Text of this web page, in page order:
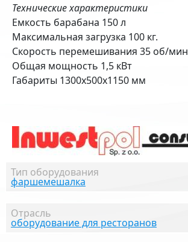
Тип оборудования
фаршемешалка
Отрасль
оборудование для ресторанов
Технические характеристики
Емкость барабана 150 л
Максимальная загрузка 100 кг.
Скорость перемешивания 35 об/мин
Общая мощность 1,5 кВт
Габариты 1300х500х1150 мм